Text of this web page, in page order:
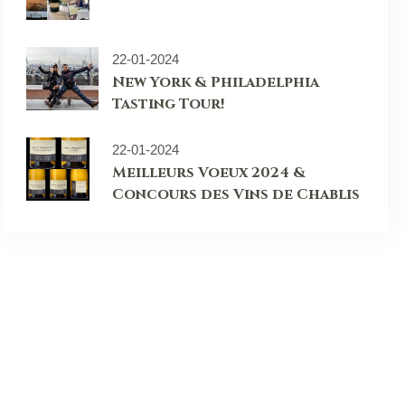
22-01-2024
New York & Philadelphia
Tasting Tour!
22-01-2024
Meilleurs Voeux 2024 &
Concours des Vins de Chablis